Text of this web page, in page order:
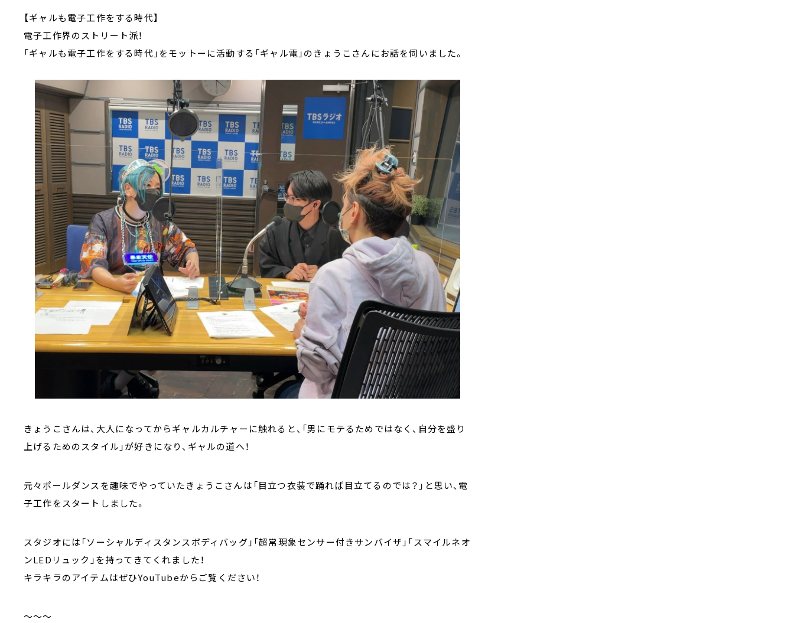
【ギャルも電子工作をする時代】
電子工作界のストリート派！
「ギャルも電子工作をする時代」をモットーに活動する「ギャル電」のきょうこさんにお話を伺いました。
きょうこさんは、大人になってからギャルカルチャーに触れると、「男にモテるためではなく、自分を盛り
上げるためのスタイル」が好きになり、ギャルの道へ！
元々ポールダンスを趣味でやっていたきょうこさんは「目立つ衣装で踊れば目立てるのでは？」と思い、電
子工作をスタートしました。
スタジオには「ソーシャルディスタンスボディバッグ」「超常現象センサー付きサンバイザ」「スマイルネオ
ンLEDリュック」を持ってきてくれました！
キラキラのアイテムはぜひYouTubeからご覧ください！
～～～